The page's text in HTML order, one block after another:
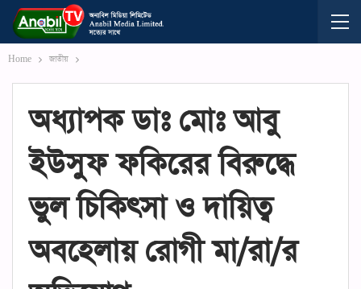
Home জাতীয়
অধ্যাপক ডাঃ মোঃ আবু
ইউসুফ ফকিরের বিরুদ্ধে
ভুল চিকিৎসা ও দায়িত্ব
অবহেলায় রোগী মা/রা/র